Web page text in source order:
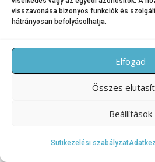
visszavonása bizonyos funkciók és
hátrányosan befolyásolhatja.
Elfogad
Összes
Beállítások
Sütikezelési szabályzat
OnePresstéma